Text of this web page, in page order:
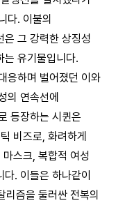
다. 이불의
그 강력한 상징성
는 유기물입니다.
응하며 벌어졌던 이와
의 연속선에
등장하는 시퀸은
비즈로, 화려하게
스크, 복합적 여성
. 이들은 하나같이
즘을 둘러싼 전복의